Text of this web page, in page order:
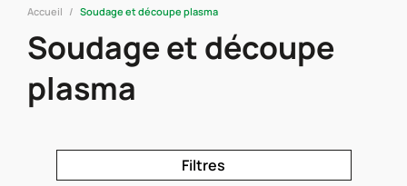
Accueil Soudage et découpe plasma
Soudage et découpe
plasma
Filtres